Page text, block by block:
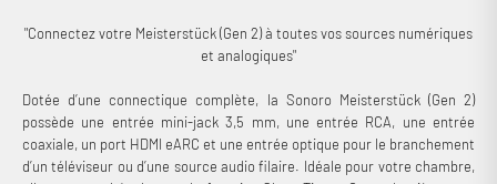
"Connectez votre Meisterstück (Gen 2) à toutes vos sources numériques
et analogiques"
Dotée d’une connectique complète, la Sonoro Meisterstück (Gen 2)
possède une entrée mini-jack 3,5 mm, une entrée RCA, une entrée
coaxiale, un port HDMI eARC et une entrée optique pour le branchement
d’un téléviseur ou d’une source audio filaire. Idéale pour votre chambre,